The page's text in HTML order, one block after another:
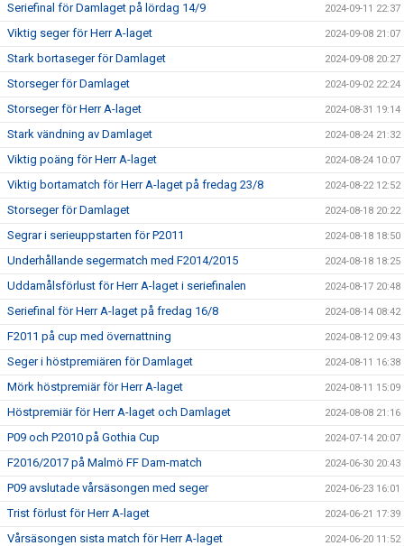
Seriefinal för Damlaget på lördag 14/9 2024-09-11 22:37
Viktig seger för Herr A-laget 2024-09-08 21:07
Stark bortaseger för Damlaget 2024-09-08 20:27
Storseger för Damlaget 2024-09-02 22:24
Storseger för Herr A-laget 2024-08-31 19:14
Stark vändning av Damlaget 2024-08-24 21:32
Viktig poäng för Herr A-laget 2024-08-24 10:07
Viktig bortamatch för Herr A-laget på fredag 23/8 2024-08-22 12:52
Storseger för Damlaget 2024-08-18 20:22
Segrar i serieuppstarten för P2011 2024-08-18 18:50
Underhållande segermatch med F2014/2015 2024-08-18 18:25
Uddamålsförlust för Herr A-laget i seriefinalen 2024-08-17 20:48
Seriefinal för Herr A-laget på fredag 16/8 2024-08-14 08:42
F2011 på cup med övernattning 2024-08-12 09:43
Seger i höstpremiären för Damlaget 2024-08-11 16:38
Mörk höstpremiär för Herr A-laget 2024-08-11 15:09
Höstpremiär för Herr A-laget och Damlaget 2024-08-08 21:16
P09 och P2010 på Gothia Cup 2024-07-14 20:07
F2016/2017 på Malmö FF Dam-match 2024-06-30 20:43
P09 avslutade vårsäsongen med seger 2024-06-23 16:01
Trist förlust för Herr A-laget 2024-06-21 17:39
Vårsäsongen sista match för Herr A-laget 2024-06-20 11:52